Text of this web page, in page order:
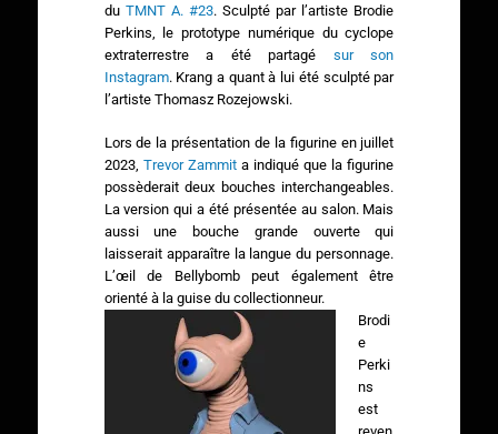
du TMNT A. #23. Sculpté par l’artiste Brodie
Perkins, le prototype numérique du cyclope
extraterrestre a été partagé sur son
Instagram. Krang a quant à lui été sculpté par
l’artiste Thomasz Rozejowski.
Lors de la présentation de la figurine en juillet
2023, Trevor Zammita indiqué que la figurine
possèderait deux bouches interchangeables.
La version qui a été présentée au salon. Mais
aussi une bouche grande ouverte qui
laisserait apparaître la langue du personnage.
L’œil de Bellybomb peut également être
orienté à la guise du collectionneur.
Brodi
e
Perki
ns
est